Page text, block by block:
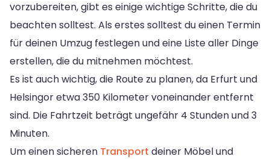
vorzubereiten, gibt es einige wichtige Schritte, die du
beachten solltest. Als erstes solltest du einen Termin
für deinen Umzug festlegen und eine Liste aller Dinge
erstellen, die du mitnehmen möchtest.
Es ist auch wichtig, die Route zu planen, da Erfurt und
Helsingor etwa 350 Kilometer voneinander entfernt
sind. Die Fahrtzeit beträgt ungefähr 4 Stunden und 3
Minuten.
Um einen sicheren Transport deiner Möbel und